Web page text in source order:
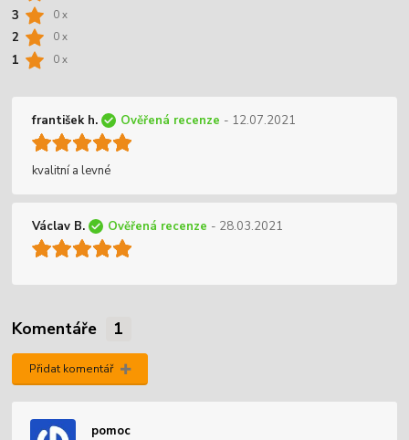
3 0 x
2 0 x
1 0 x
františek h. Ověřená recenze - 12.07.2021
kvalitní a levné
Václav B. Ověřená recenze - 28.03.2021
Komentáře 1
Přidat komentář
pomoc